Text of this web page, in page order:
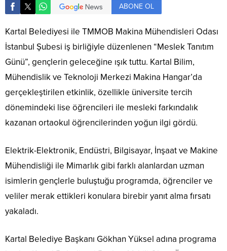
ABONE OL
Kartal Belediyesi ile TMMOB Makina Mühendisleri Odası
İstanbul Şubesi iş birliğiyle düzenlenen “Meslek Tanıtım
Günü”, gençlerin geleceğine ışık tuttu. Kartal Bilim,
Mühendislik ve Teknoloji Merkezi Makina Hangar’da
gerçekleştirilen etkinlik, özellikle üniversite tercih
dönemindeki lise öğrencileri ile mesleki farkındalık
kazanan ortaokul öğrencilerinden yoğun ilgi gördü.
Elektrik-Elektronik, Endüstri, Bilgisayar, İnşaat ve Makine
Mühendisliği ile Mimarlık gibi farklı alanlardan uzman
isimlerin gençlerle buluştuğu programda, öğrenciler ve
veliler merak ettikleri konulara birebir yanıt alma fırsatı
yakaladı.
Kartal Belediye Başkanı Gökhan Yüksel adına programa